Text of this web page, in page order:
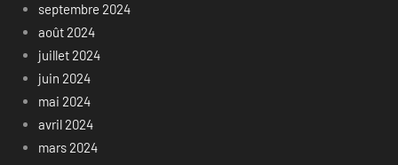
septembre 2024
août 2024
juillet 2024
juin 2024
mai 2024
avril 2024
mars 2024